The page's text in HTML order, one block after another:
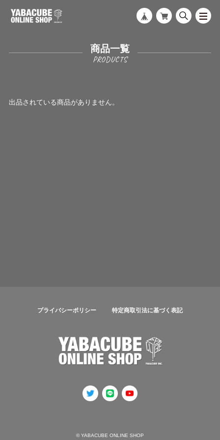
商品一覧
出品されている商品がありません。
プライバシーポリシー 特定商取引法に基づく表記
© YABACUBE ONLINE SHOP